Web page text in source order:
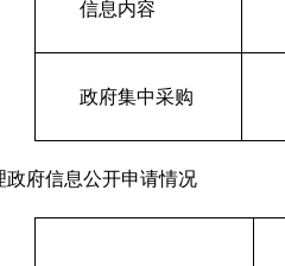
信息内容
政府集中采购
政府信息公开申请情况